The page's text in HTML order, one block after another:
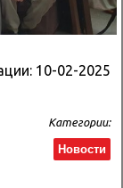
10-02-2025
Категории:
Новости